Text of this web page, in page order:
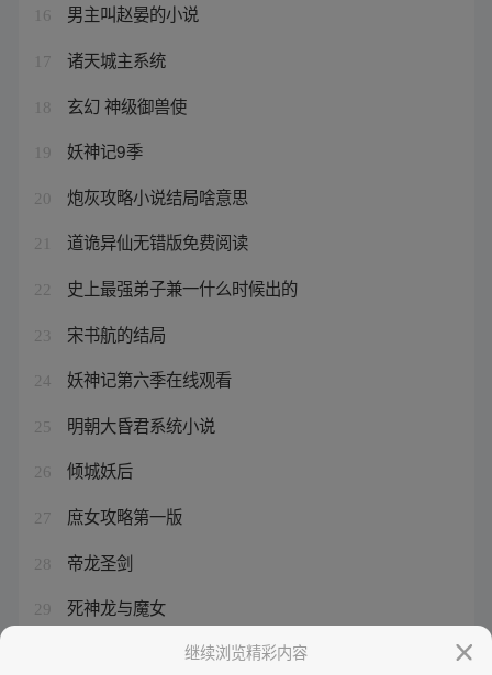
16 男主叫赵晏的小说
17 诸天城主系统
18 玄幻 神级御兽使
19 妖神记9季
20 炮灰攻略小说结局啥意思
21 道诡异仙无错版免费阅读
22 史上最强弟子兼一什么时候出的
23 宋书航的结局
24 妖神记第六季在线观看
25 明朝大昏君系统小说
26 倾城妖后
27 庶女攻略第一版
28 帝龙圣剑
29 死神龙与魔女
百炼成神第二季什么时候更新
继续浏览精彩内容